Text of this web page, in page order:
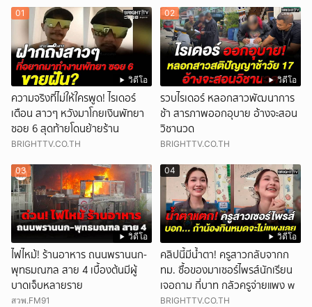
วิดีโอ
01
ความจริงที่ไม่ให้ใครพูด! ไรเดอร์
เตือน สาวๆ หวังมาโกยเงินพัทยา
ซอย 6 สุดท้ายโดนย้ายร้าน
BRIGHTTV.CO.TH
วิดีโอ
02
รวบไรเดอร์ หลอกสาวพัฒนาการ
ช้า สารภาพออกอุบาย อ้างจะสอน
วิชานวด
BRIGHTTV.CO.TH
วิดีโอ
03
ไฟไหม้! ร้านอาหาร ถนนพรานนก-
พุทธมณฑล สาย 4 เบื้องต้นมีผู้
บาดเจ็บหลายราย
สวพ.FM91
วิดีโอ
04
คลิปนี้มีน้ำตา! ครูสาวกลับจากก
ทม. ซื้อของมาเซอร์ไพรส์นักเรียน
เจอถาม กี่บาท กลัวครูจ่ายแพง w
BRIGHTTV.CO.TH